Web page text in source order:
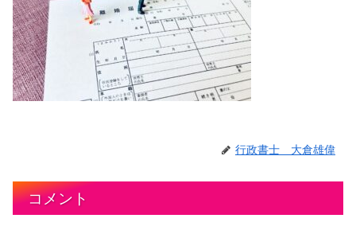
行政書士 大倉雄偉
コメント